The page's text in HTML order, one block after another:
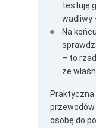
testuję
wadliwy
Na
– to
że
przewodów
osobę do